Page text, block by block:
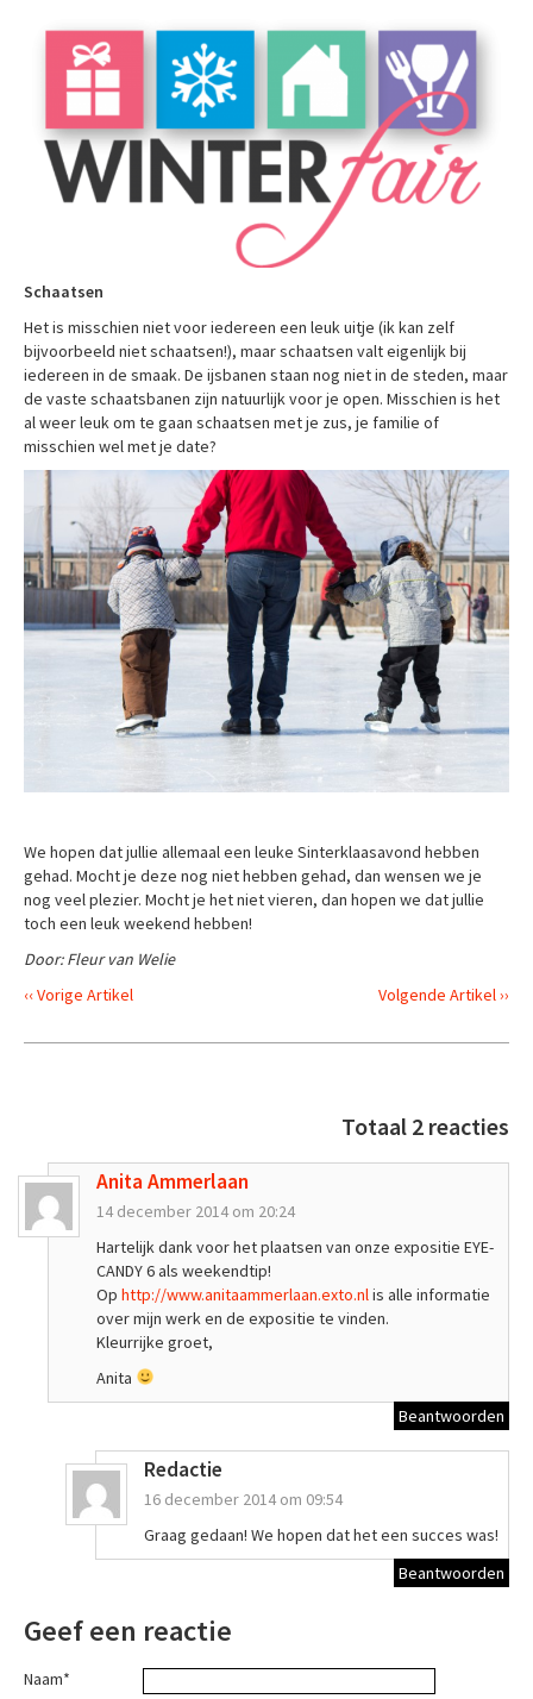
Schaatsen
Het is misschien niet voor iedereen een leuk uitje (ik kan zelf
bijvoorbeeld niet schaatsen!), maar schaatsen valt eigenlijk bij
iedereen in de smaak. De ijsbanen staan nog niet in de steden, maar
de vaste schaatsbanen zijn natuurlijk voor je open. Misschien is het
al weer leuk om te gaan schaatsen met je zus, je familie of
misschien wel met je date?
We hopen dat jullie allemaal een leuke Sinterklaasavond hebben
gehad. Mocht je deze nog niet hebben gehad, dan wensen we je
nog veel plezier. Mocht je het niet vieren, dan hopen we dat jullie
toch een leuk weekend hebben!
Door: Fleur van Welie
‹‹ Vorige Artikel
Volgende Artikel ››
Totaal 2 reacties
Anita Ammerlaan
14 december 2014 om 20:24
Hartelijk dank voor het plaatsen van onze expositie EYE-
CANDY 6 als weekendtip!
Op http://www.anitaammerlaan.exto.nlis alle informatie
over mijn werk en de expositie te vinden.
Kleurrijke groet,
Anita
Beantwoorden
Redactie
16 december 2014 om 09:54
Graag gedaan! We hopen dat het een succes was!
Beantwoorden
Geef een reactie
Naam*